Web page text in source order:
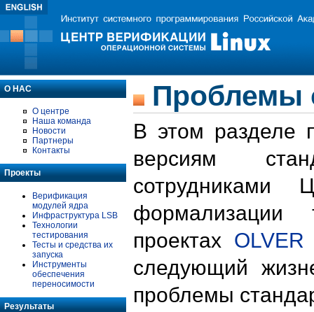
О НАС
О центре
Наша команда
Новости
Партнеры
Контакты
Проекты
Верификация
модулей ядра
Инфраструктура LSB
Технологии
тестирования
Тесты и средства их
запуска
Инструменты
обеспечения
переносимости
Результаты
Проблемы
В этом разделе
версиям
формализации
проектах OLVER
следующий
проблемы